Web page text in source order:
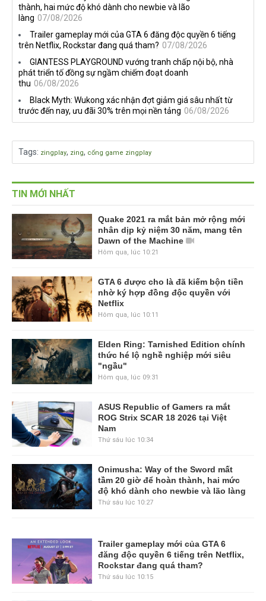
thành, hai mức độ khó dành cho newbie và lão
làng 07/08/2026
Trailer gameplay mới của GTA 6 đăng độc quyền 6 tiếng
trên Netflix, Rockstar đang quá tham? 07/08/2026
GIANTESS PLAYGROUND vướng tranh chấp nội bộ, nhà
phát triển tố đồng sự ngầm chiếm đoạt doanh
thu 06/08/2026
Black Myth: Wukong xác nhận đợt giảm giá sâu nhất từ
trước đến nay, ưu đãi 30% trên mọi nền tảng 06/08/2026
Tags: zingplay, zing, cổng game zingplay
TIN MỚI NHẤT
Quake 2021 ra mắt bản mở rộng mới
nhân dịp kỷ niệm 30 năm, mang tên
Dawn of the Machine
Hôm qua, lúc 10:21
GTA 6 được cho là đã kiếm bộn tiền
nhờ ký hợp đồng độc quyền với
Netflix
Hôm qua, lúc 10:11
Elden Ring: Tarnished Edition chính
thức hé lộ nghề nghiệp mới siêu
"ngầu"
Hôm qua, lúc 09:31
ASUS Republic of Gamers ra mắt
ROG Strix SCAR 18 2026 tại Việt
Nam
Thứ sáu lúc 10:34
Onimusha: Way of the Sword mất
tầm 20 giờ để hoàn thành, hai mức
độ khó dành cho newbie và lão làng
Thứ sáu lúc 10:27
Trailer gameplay mới của GTA 6
đăng độc quyền 6 tiếng trên Netflix,
Rockstar đang quá tham?
Thứ sáu lúc 10:15